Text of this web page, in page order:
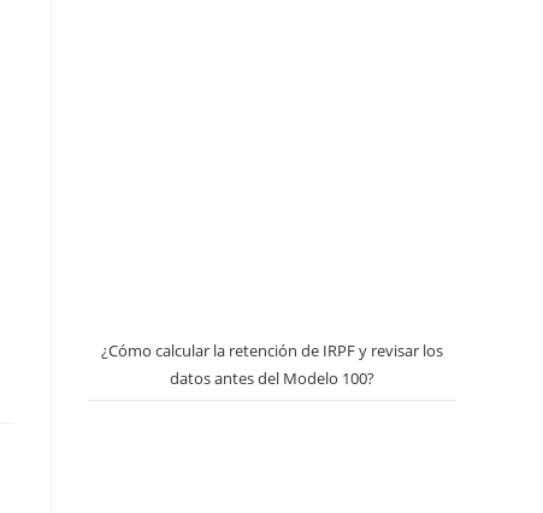
¿Cómo calcular la retención de IRPF y revisar los
datos antes del Modelo 100?